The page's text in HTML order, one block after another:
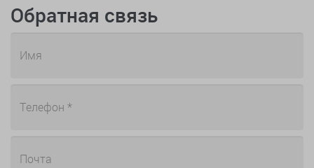
Обратная связь